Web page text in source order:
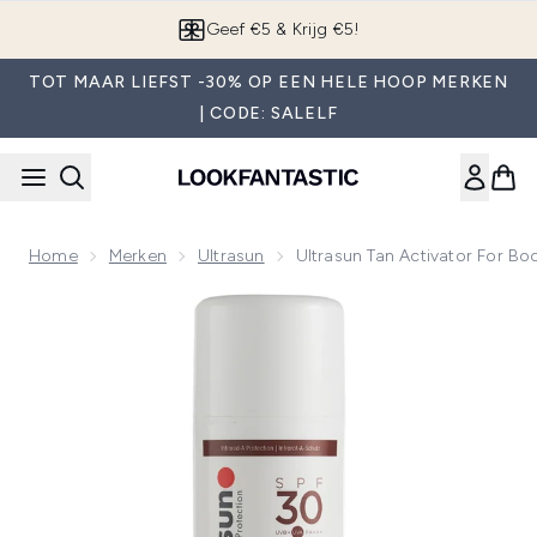
App downloaden
TOT MAAR LIEFST -30% OP EEN HELE HOOP MERKEN
| CODE: SALELF
Home Merken Ultrasun Ultrasun Tan Activator For
Now showing image 1 Ultrasun Tan Activator for Body SPF30